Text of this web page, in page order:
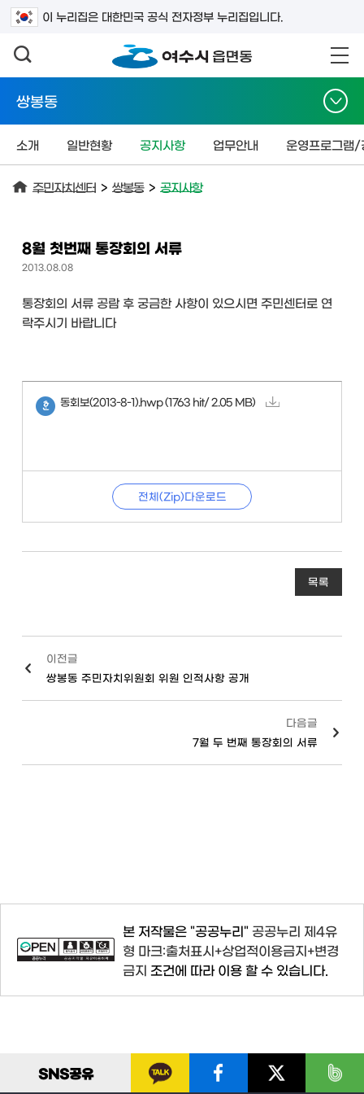
이 누리집은 대한민국 공식 전자정부 누리집입니다.
검색어를 입력하세요
쌍봉동
소개 일반현황 공지사항 업무안내 운영프로그램/
주민자치센터 > 쌍봉동 > 공지사항
8월 첫번째 통장회의 서류
2013.08.08
통장회의 서류 공람 후 궁금한 사항이 있으시면 주민센터로 연
락주시기 바랍니다
동회보(2013-8-1).hwp (1763 hit/ 2.05 MB)
전체(Zip)다운로드
목록
이전글
쌍봉동 주민자치위원회 위원 인적사항 공개
다음글
7월 두 번째 통장회의 서류
본 저작물은 "공공누리" 공공누리 제4유
형 마크:출처표시+상업적이용금지+변경
금지 조건에 따라 이용 할 수 있습니다.
SNS공유